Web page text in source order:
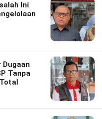
Ini
Dugaan
Tanpa